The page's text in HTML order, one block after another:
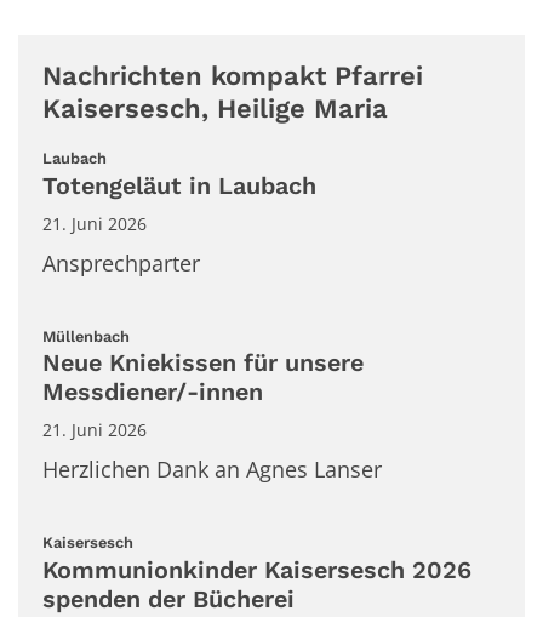
Nachrichten kompakt Pfarrei
Kaisersesch, Heilige Maria
Laubach
Totengeläut in Laubach
21. Juni 2026
Ansprechparter
Müllenbach
Neue Kniekissen für unsere
Messdiener/-innen
21. Juni 2026
Herzlichen Dank an Agnes Lanser
Kaisersesch
Kommunionkinder Kaisersesch 2026
spenden der Bücherei